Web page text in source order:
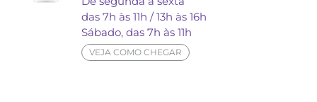
das 7h às 11h / 13h às 16h
Sábado, das 7h às 11h
VEJA COMO CHEGAR